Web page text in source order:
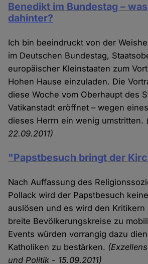
Benedikt im Bundestag –
dahinter?
Ich bin beeindruckt von der
im Deutschen Bundestag,
europäischer Kleinstaaten zum
Hohen Hause einzuladen. Die
diese Woche vom Oberhaupt des
Vatikanstadt eröffnet – wegen
dieses Herrn ein wenig umstritten.
22.09.2011)
"Papstbesuch bringt der
Nach Auffassung des
Pollack wird der Papstbesuch
auslösen und es wird den Kritikern
breite Bevölkerungskreise zu
Events würden vorrangig dazu
Katholiken zu bestärken.
und Politik - 15.09.2011)